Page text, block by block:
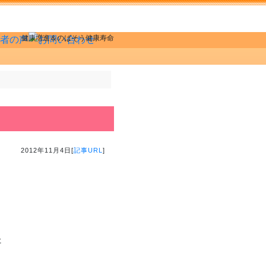
健康増進＆のばそう健康寿命
2012年11月4日[記事URL ]